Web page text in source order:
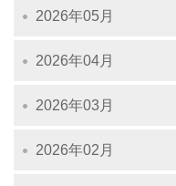
2026年05月
2026年04月
2026年03月
2026年02月